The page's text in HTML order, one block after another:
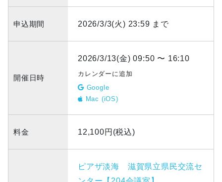
申込期間 2026/3/3(火) 23:59 まで
開催日時
2026/3/13(金) 09:50 〜 16:10
カレンダーに追加
Google
Mac (iOS)
料金 12,100円(税込)
ピアザ淡海 滋賀県立県民交流セ